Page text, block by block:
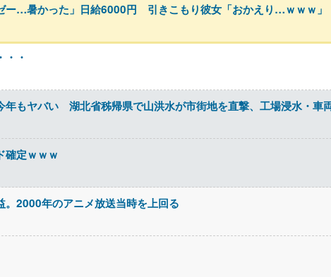
ー…暑かった」日給6000円 引きこもり彼女「おかえり…ｗｗｗ」
・
年もヤバい 湖北省秭帰県で山洪水が市街地を直撃、工場浸水・車
確定ｗｗｗ
。2000年のアニメ放送当時を上回る